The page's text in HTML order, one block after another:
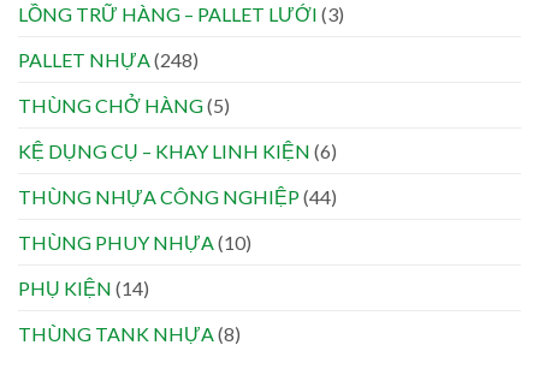
LỒNG TRỮ HÀNG – PALLET LƯỚI (3)
PALLET NHỰA (248)
THÙNG CHỞ HÀNG(5)
KỆ DỤNG CỤ – KHAY LINH KIỆN (6)
THÙNG NHỰA CÔNG NGHIỆP(44)
THÙNG PHUY NHỰA (10)
PHỤ KIỆN (14)
THÙNG TANK NHỰA (8)